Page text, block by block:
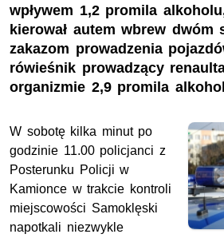
wpływem 1,2 promila
kierował autem wbrew dwóm
zakazom prowadzenia
rówieśnik prowadzący
organizmie 2,9 promila
W sobotę kilka minut po
godzinie 11.00 policjanci z
Posterunku Policji w
Kamionce w trakcie kontroli
miejscowości Samoklęski
napotkali niezwykle